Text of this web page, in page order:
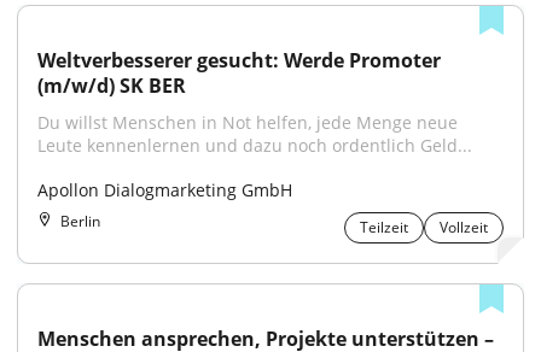
Weltverbesserer gesucht: Werde Promoter
(m/w/d) SK BER
Du willst Menschen in Not helfen, jede Menge neue
Leute kennenlernen und dazu noch ordentlich Geld...
Apollon Dialogmarketing GmbH
Berlin Teilzeit Vollzeit
Menschen ansprechen, Projekte unterstützen –